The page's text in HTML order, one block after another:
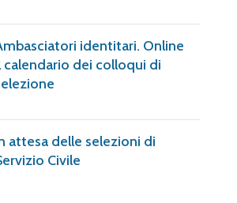
identitari. Online
calendario dei colloqui di
attesa delle selezioni di
Civile